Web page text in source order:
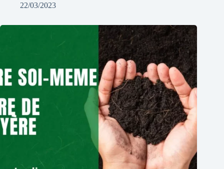
22/03/2023